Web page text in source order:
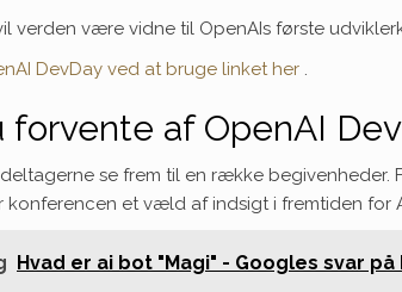
verden være vidne til OpenAIs første
DevDay ved at bruge linket her .
forvente af OpenAI
se frem til en række
konferencen et væld af indsigt i fremtiden for
Hvad er ai bot "Magi" - Googles svar på